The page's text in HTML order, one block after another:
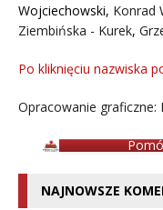
Wojciechowski, Konrad
Ziembińska - Kurek,
Po kliknięciu nazwiska
Opracowanie graficzne:
NAJNOWSZE